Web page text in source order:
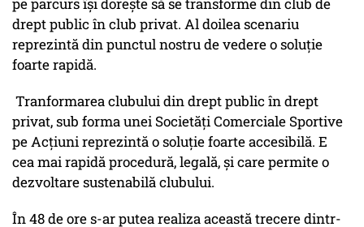
pe parcurs își dorește să se transforme din club de
drept public în club privat. Al doilea scenariu
reprezintă din punctul nostru de vedere o soluție
foarte rapidă.
Tranformarea clubului din drept public în drept
privat, sub forma unei Societăți Comerciale Sportive
pe Acțiuni reprezintă o soluție foarte accesibilă. E
cea mai rapidă procedură, legală, și care permite o
dezvoltare sustenabilă clubului.
În 48 de ore s-ar putea realiza această trecere dintr-